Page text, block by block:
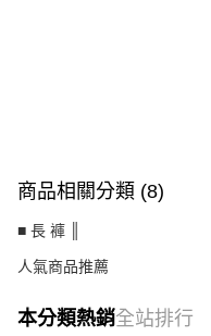
商品相關分類 (8)
■ 長 褲 ║
人氣商品推薦
本分類熱銷全站排行